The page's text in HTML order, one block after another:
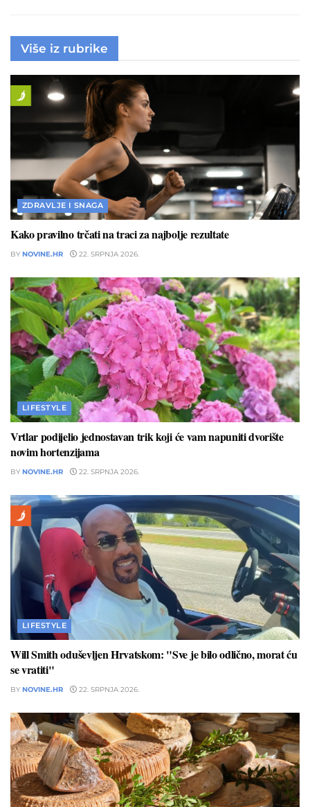
Više iz rubrike
ZDRAVLJE I SNAGA
Kako pravilno trčati na traci za najbolje rezultate
BY NOVINE.HR 22. SRPNJA 2026.
LIFESTYLE
Vrtlar podijelio jednostavan trik koji će vam napuniti dvorište
novim hortenzijama
BY NOVINE.HR 22. SRPNJA 2026.
LIFESTYLE
Will Smith oduševljen Hrvatskom: "Sve je bilo odlično, morat ću
se vratiti"
BY NOVINE.HR 22. SRPNJA 2026.